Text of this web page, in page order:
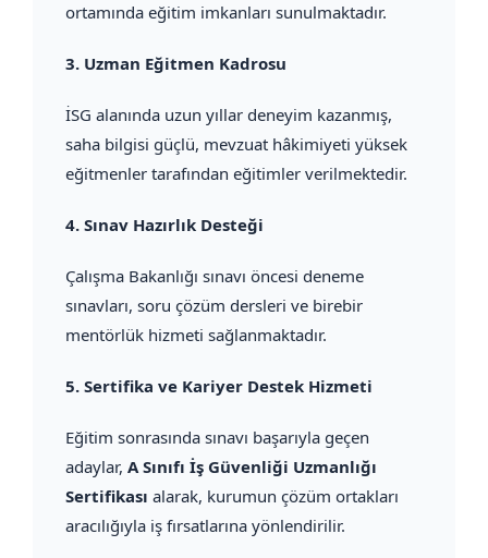
ortamında eğitim imkanları sunulmaktadır.
3. Uzman Eğitmen Kadrosu
İSG alanında uzun yıllar deneyim kazanmış,
saha bilgisi güçlü, mevzuat hâkimiyeti yüksek
eğitmenler tarafından eğitimler verilmektedir.
4. Sınav Hazırlık Desteği
Çalışma Bakanlığı sınavı öncesi deneme
sınavları, soru çözüm dersleri ve birebir
mentörlük hizmeti sağlanmaktadır.
5. Sertifika ve Kariyer Destek Hizmeti
Eğitim sonrasında sınavı başarıyla geçen
adaylar, A Sınıfı İş Güvenliği Uzmanlığı
Sertifikası alarak, kurumun çözüm ortakları
aracılığıyla iş fırsatlarına yönlendirilir.